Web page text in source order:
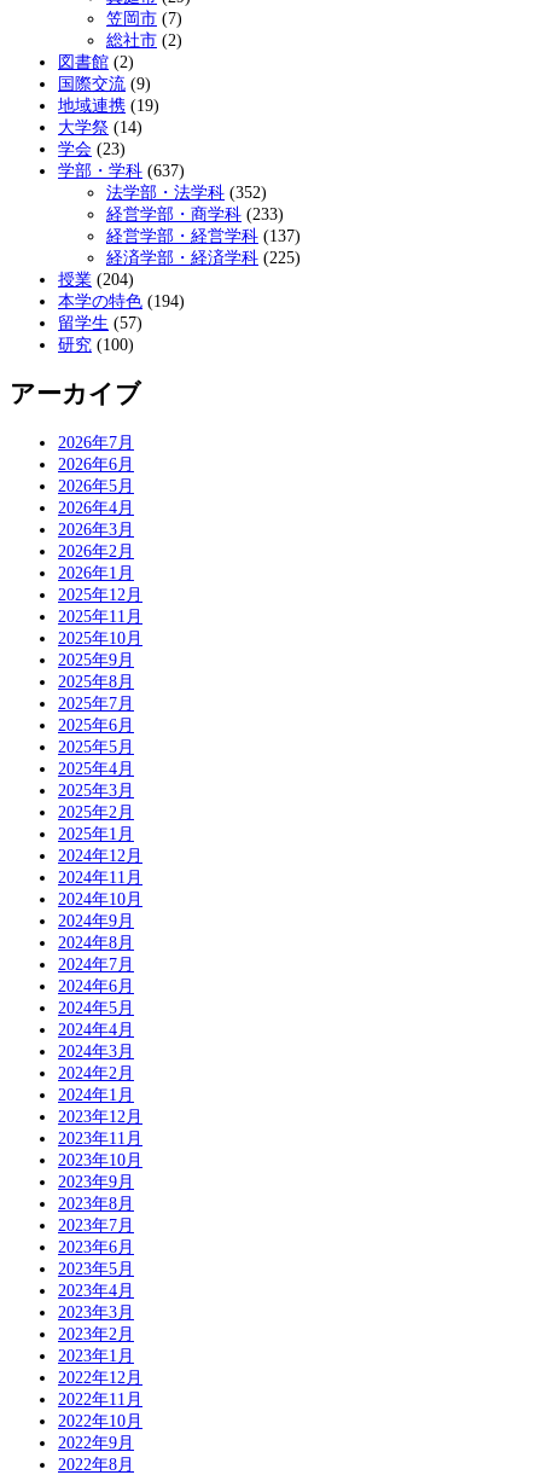
笠岡市 (7)
総社市 (2)
図書館 (2)
国際交流 (9)
地域連携 (19)
大学祭 (14)
学会 (23)
学部・学科 (637)
法学部・法学科 (352)
経営学部・商学科 (233)
経営学部・経営学科 (137)
経済学部・経済学科 (225)
授業 (204)
本学の特色 (194)
留学生 (57)
研究 (100)
アーカイブ
2026年7月
2026年6月
2026年5月
2026年4月
2026年3月
2026年2月
2026年1月
2025年12月
2025年11月
2025年10月
2025年9月
2025年8月
2025年7月
2025年6月
2025年5月
2025年4月
2025年3月
2025年2月
2025年1月
2024年12月
2024年11月
2024年10月
2024年9月
2024年8月
2024年7月
2024年6月
2024年5月
2024年4月
2024年3月
2024年2月
2024年1月
2023年12月
2023年11月
2023年10月
2023年9月
2023年8月
2023年7月
2023年6月
2023年5月
2023年4月
2023年3月
2023年2月
2023年1月
2022年12月
2022年11月
2022年10月
2022年9月
2022年8月